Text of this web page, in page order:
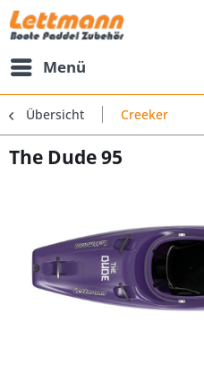
Menü
Übersicht Creeker
The Dude 95